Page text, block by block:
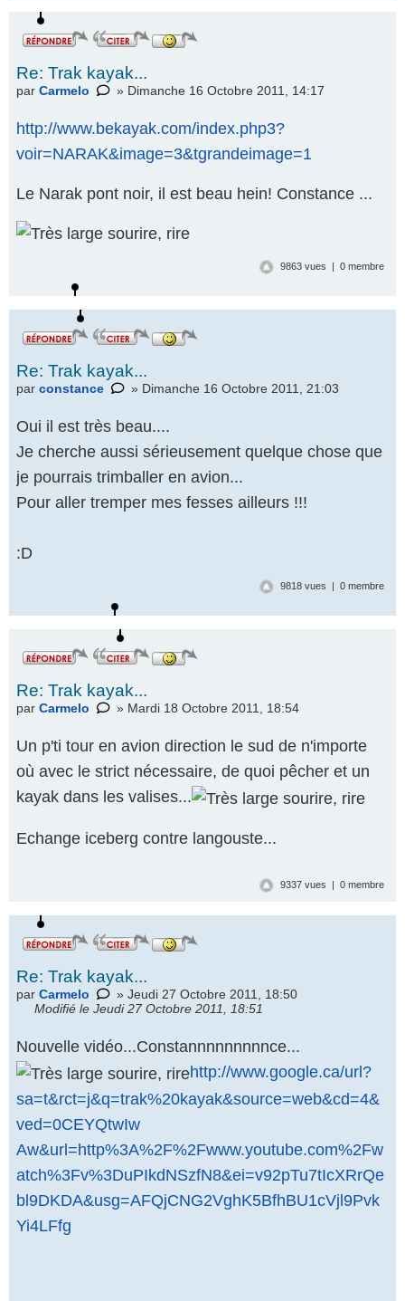
Re: Trak kayak...
par Carmelo » Dimanche 16 Octobre 2011, 14:17
http://www.bekayak.com/index.php3?
voir=NARAK&image=3&tgrandeimage=1
Le Narak pont noir, il est beau hein! Constance ...
9863 vues | 0 membre
Re: Trak kayak...
par constance » Dimanche 16 Octobre 2011, 21:03
Oui il est très beau....
Je cherche aussi sérieusement quelque chose que
je pourrais trimballer en avion...
Pour aller tremper mes fesses ailleurs !!!
:D
9818 vues | 0 membre
Re: Trak kayak...
par Carmelo » Mardi 18 Octobre 2011, 18:54
Un p'ti tour en avion direction le sud de n'importe
où avec le strict nécessaire, de quoi pêcher et un
kayak dans les valises...
Echange iceberg contre langouste...
9337 vues | 0 membre
Re: Trak kayak...
par Carmelo
» Jeudi 27 Octobre 2011, 18:50
Modifié le Jeudi 27 Octobre 2011, 18:51
Nouvelle vidéo...Constannnnnnnnnce...
http://www.google.ca/url?
sa=t&rct=j&q=trak%20kayak&source=web&cd=4&
ved=0CEYQtwIw
Aw&url=http%3A%2F%2Fwww.youtube.com%2Fw
atch%3Fv%3DuPIkdNSzfN8&ei=v92pTu7tIcXRrQe
bl9DKDA&usg=AFQjCNG2VghK5BfhBU1cVjl9Pvk
Yi4LFfg